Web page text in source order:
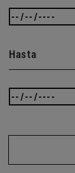
Hasta